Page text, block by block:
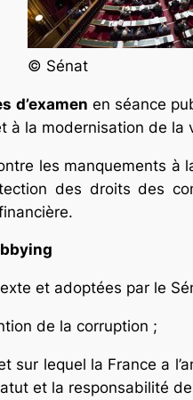
© Sénat
d’examen en séance
la modernisation de la
les manquements à
des droits des
et adoptées par le
de la corruption ;
sur lequel la France a
et la responsabilité